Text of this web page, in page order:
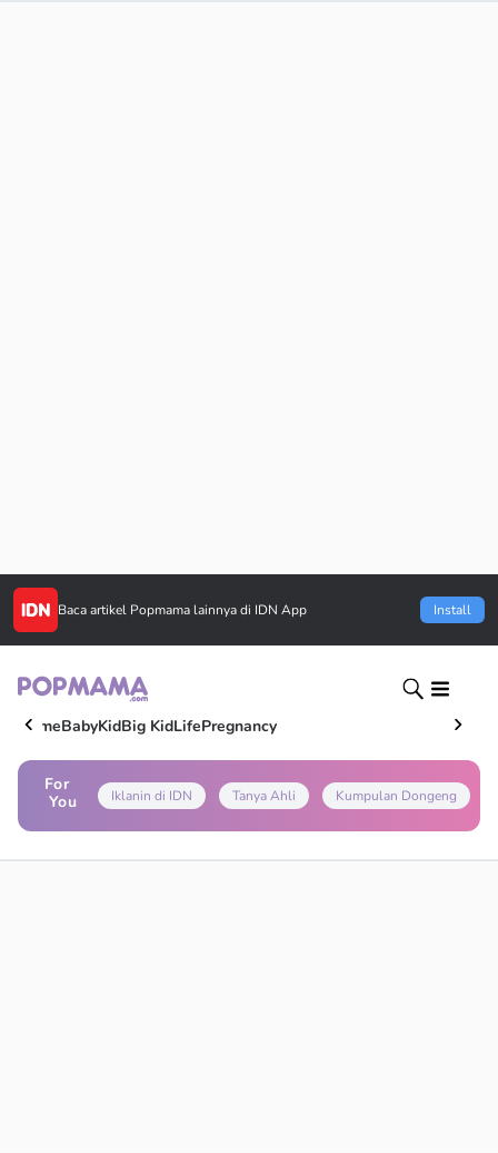
Baca artikel Popmama lainnya di IDN App Install
HomeBabyKidBig KidLifePregnancy
For
You
Iklanin di IDN Tanya Ahli Kumpulan Dongeng